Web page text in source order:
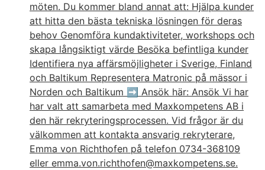
möten. Du kommer bland annat att: Hjälpa kunder
att hitta den bästa tekniska lösningen för deras
behov Genomföra kundaktiviteter, workshops och
skapa långsiktigt värde Besöka befintliga kunder
Identifiera nya affärsmöjligheter i Sverige, Finland
och Baltikum Representera Matronic på mässor i
Norden och Baltikum ➡️ Ansök här: Ansök Vi har
har valt att samarbeta med Maxkompetens AB i
den här rekryteringsprocessen. Vid frågor är du
välkommen att kontakta ansvarig rekryterare,
Emma von Richthofen på telefon 0734-368109
eller emma.von.richthofen@maxkompetens.se.